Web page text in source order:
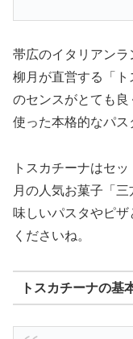
帯広のイタリアン
柳月が直営する「
のセンスがとても
使った本格的なパス
トスカチーナはセ
月の人気お菓子「
味しいパスタやピ
くださいね。
トスカチーナの基